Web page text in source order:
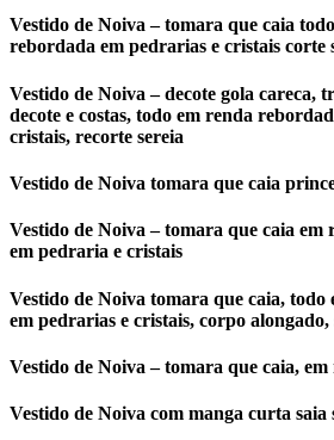
Vestido de Noiva – tomara que caia
rebordada em pedrarias e cristais corte
Vestido de Noiva – decote gola careca,
decote e costas, todo em renda
cristais, recorte sereia
Vestido de Noiva tomara que caia
Vestido de Noiva – tomara que caia em
em pedraria e cristais
Vestido de Noiva tomara que caia,
em pedrarias e cristais, corpo alongado,
Vestido de Noiva – tomara que caia, em
Vestido de Noiva com manga curta saia